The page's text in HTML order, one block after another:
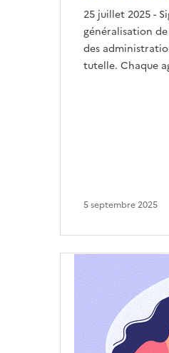
25 juillet 2025 -
généralisation de
des
tutelle. Chaque
5 septembre 2025
Image